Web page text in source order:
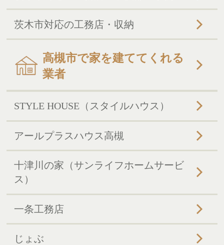
茨木市対応の工務店・収納
高槻市で家を建ててくれる
業者
STYLE HOUSE（スタイルハウス）
アールプラスハウス高槻
十津川の家（サンライフホームサービ
ス）
一条工務店
じょぶ